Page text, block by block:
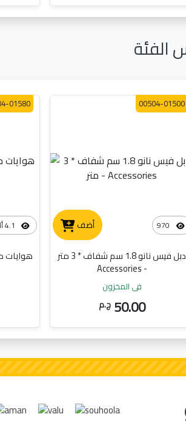
الفئة
أضف
00504-01500
دبل فيس نانو 1.8 سم شفاف * 3 متر
- Accessories
في المخزون
50.00 ج.م
01580
هوايات